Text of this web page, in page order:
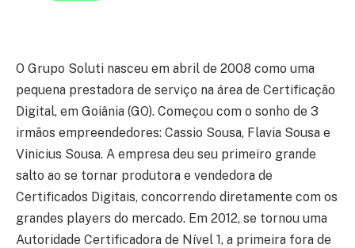
O Grupo Soluti nasceu em abril de 2008 como uma
pequena prestadora de serviço na área de Certificação
Digital, em Goiânia (GO). Começou com o sonho de 3
irmãos empreendedores: Cassio Sousa, Flavia Sousa e
Vinicius Sousa. A empresa deu seu primeiro grande
salto ao se tornar produtora e vendedora de
Certificados Digitais, concorrendo diretamente com os
grandes players do mercado. Em 2012, se tornou uma
Autoridade Certificadora de Nível 1, a primeira fora de